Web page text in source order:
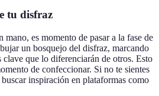
tu disfraz
mano, es momento de pasar a la fase de
un bosquejo del disfraz, marcando
clave que lo diferenciarán de otros. Esto
de confeccionar. Si no te sientes
inspiración en plataformas como